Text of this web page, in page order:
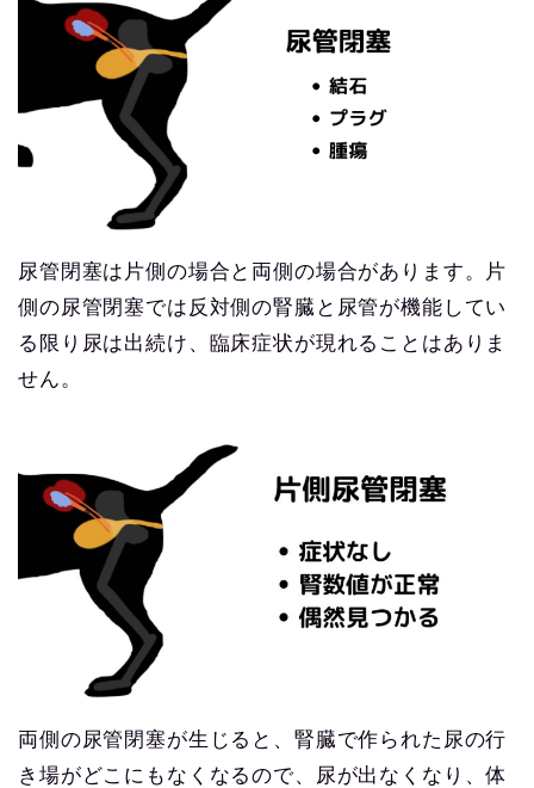
尿管閉塞は片側の場合と両側の場合があります。片
側の尿管閉塞では反対側の腎臓と尿管が機能してい
る限り尿は出続け、臨床症状が現れることはありま
せん。
両側の尿管閉塞が生じると、腎臓で作られた尿の行
き場がどこにもなくなるので、尿が出なくなり、体